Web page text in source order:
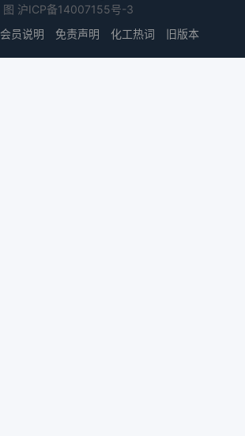
图 沪ICP备14007155号-3
会员说明 免责声明 化工热词 旧版本